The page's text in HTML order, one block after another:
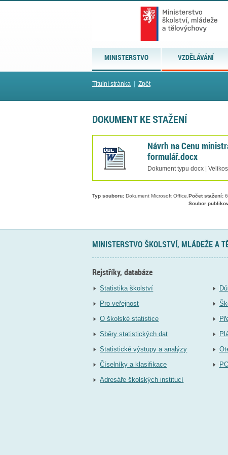
MINISTERSTVO VZDĚLÁVÁNÍ
Titulní stránka Zpět
DOKUMENT KE STAŽENÍ
Návrh na Cenu
formulář.docx
Dokument typu docx |
Typ souboru: Dokument Microsoft Office. Počet stažení:
Soubor
MINISTERSTVO ŠKOLSTVÍ, MLÁDEŽE A
Rejstříky, databáze
Statistika školství
Pro veřejnost
O školské statistice
Sběry statistických dat
Statistické výstupy a analýzy
Číselníky a klasifikace
Adresáře školských institucí